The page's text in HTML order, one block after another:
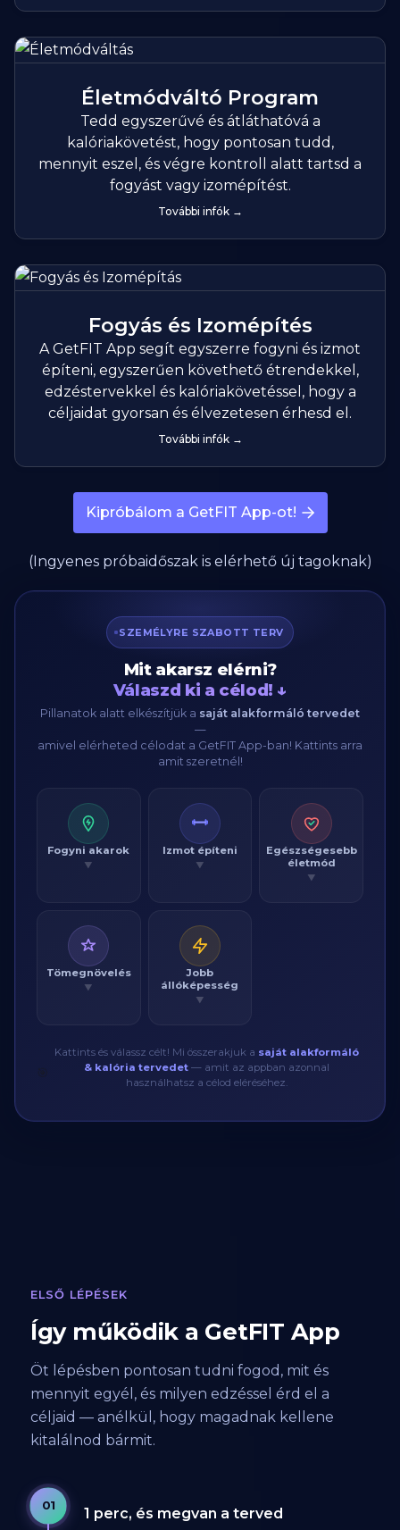
Életmódváltó Program
Tedd egyszerűvé és átláthatóvá a
kalóriakövetést, hogy pontosan tudd,
mennyit eszel, és végre kontroll alatt tartsd a
fogyást vagy izomépítést.
További infók →
Fogyás és Izomépítés
A GetFIT App segít egyszerre fogyni és izmot
építeni, egyszerűen követhető étrendekkel,
edzéstervekkel és kalóriakövetéssel, hogy a
céljaidat gyorsan és élvezetesen érhesd el.
További infók →
Kipróbálom a GetFIT App-ot!
(Ingyenes próbaidőszak is elérhető új tagoknak)
SZEMÉLYRE SZABOTT TERV
Mit akarsz elérni?
Válaszd ki a célod! ↓
Pillanatok alatt elkészítjük a saját alakformáló tervedet
—
amivel elérheted célodat a GetFIT App-ban! Kattints arra
amit szeretnél!
Fogyni akarok
▼
Izmot építeni
▼
Egészségesebb
életmód
▼
Tömegnövelés
▼
Jobb
állóképesség
▼
Kattints és válassz célt! Mi összerakjuk a saját alakformáló
& kalória tervedet— amit az appban azonnal
használhatsz a célod eléréséhez.
ELSŐ LÉPÉSEK
Így működik a GetFIT App
Öt lépésben pontosan tudni fogod, mit és
mennyit egyél, és milyen edzéssel érd el a
céljaid — anélkül, hogy magadnak kellene
kitalálnod bármit.
01 1 perc, és megvan a terved